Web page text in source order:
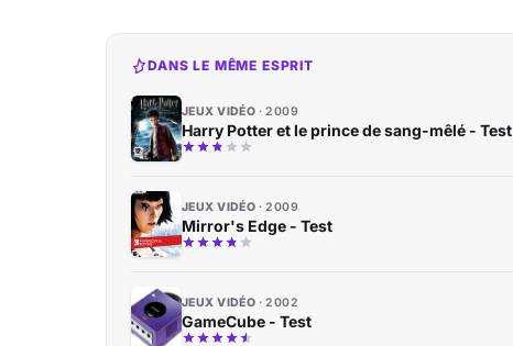
DANS LE MÊME ESPRIT
JEUX VIDÉO 2009
Harry Potter et le prince de sang-mêlé - Test
JEUX VIDÉO 2009
Mirror's Edge - Test
JEUX VIDÉO 2002
GameCube - Test